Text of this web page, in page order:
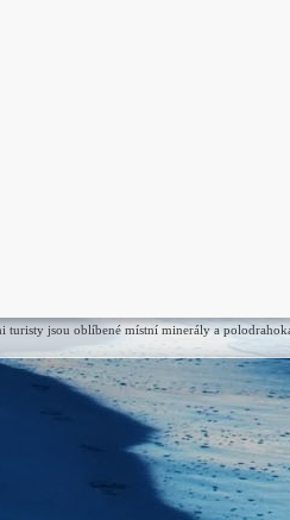
turisty jsou oblíbené místní minerály a